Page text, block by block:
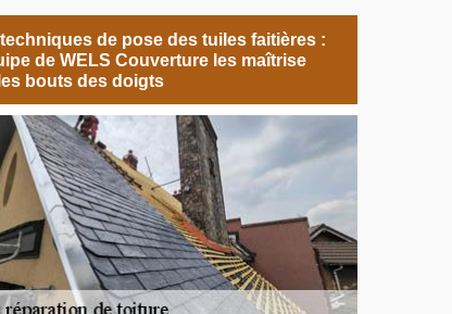
de pose des tuiles faitières :
de WELS Couverture les maîtrise
bouts des doigts